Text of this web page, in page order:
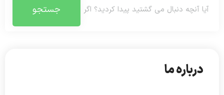
جستجو
درباره ما